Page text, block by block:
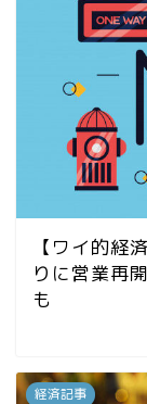
【ワイ的
りに営業再
も
経済記事